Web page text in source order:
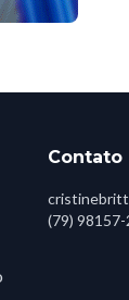
Contato
(79)